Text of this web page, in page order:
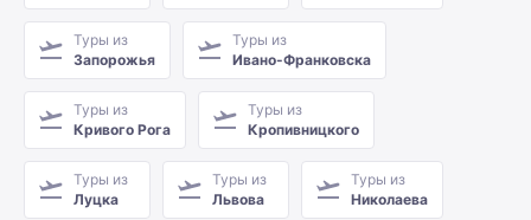
Туры из
Запорожья
Туры из
Ивано-Франковска
Туры из
Кривого Рога
Туры из
Кропивницкого
Туры из
Луцка
Туры из
Львова
Туры из
Николаева